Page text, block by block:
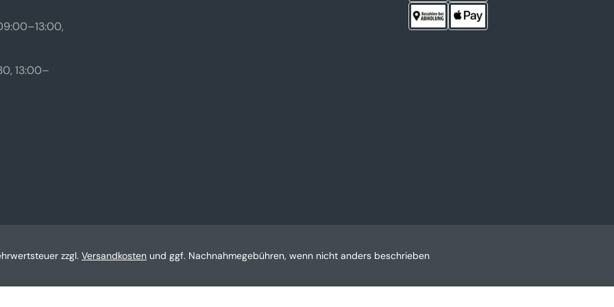
13:00–
zzgl. Versandkosten und ggf. Nachnahmegebühren, wenn nicht anders beschrieben